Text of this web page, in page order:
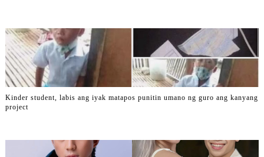
Kinder student, labis ang iyak matapos punitin umano ng guro ang kanyang
project